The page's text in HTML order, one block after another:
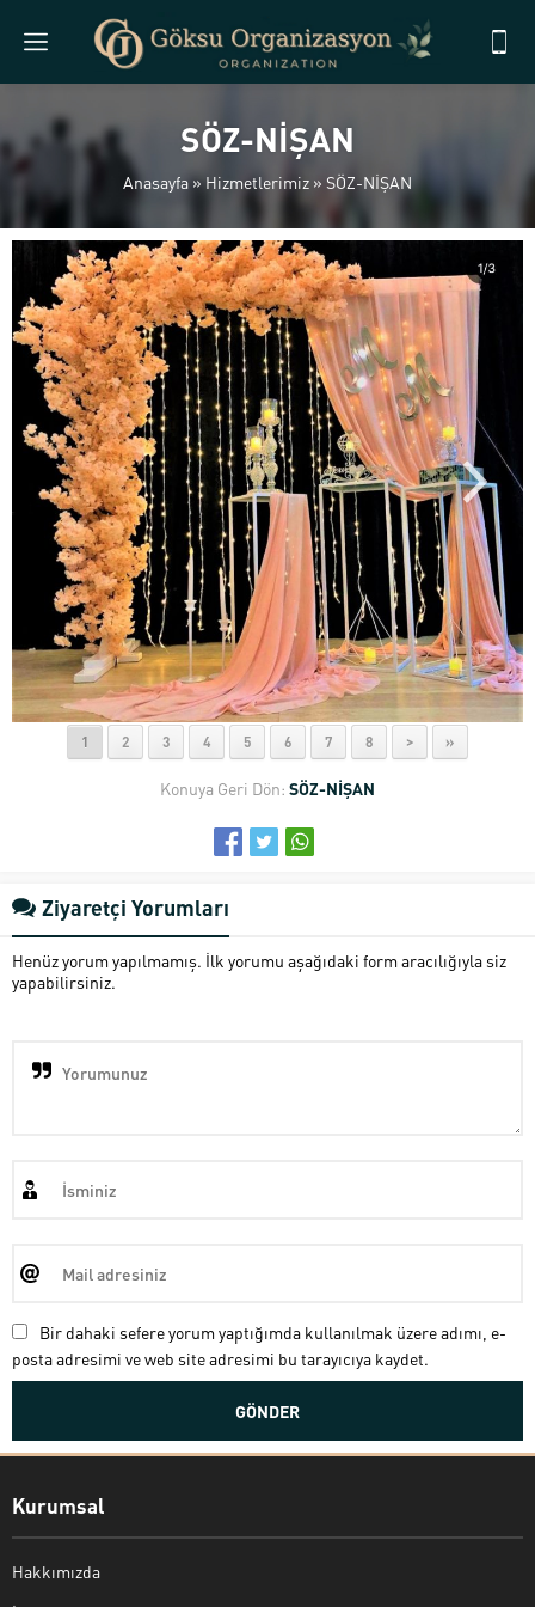
SÖZ-NİŞAN
Anasayfa »Hizmetlerimiz » SÖZ-NİŞAN
1 2 3 4 5 6 7 8 > »
Konuya Geri Dön: SÖZ-NİŞAN
Ziyaretçi Yorumları
Henüz yorum yapılmamış. İlk yorumu aşağıdaki form aracılığıyla siz
yapabilirsiniz.
Bir dahaki sefere yorum yaptığımda kullanılmak üzere adımı, e-
posta adresimi ve web site adresimi bu tarayıcıya kaydet.
Kurumsal
Hakkımızda